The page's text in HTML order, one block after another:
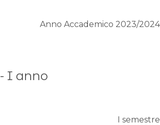
Anno Accademico 2023/2024
I anno
I semestre